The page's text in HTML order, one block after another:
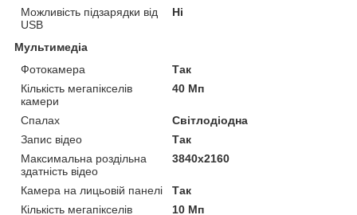
Можливість підзарядки від
USB
Ні
Мультимедіа
Фотокамера
Так
Кількість мегапікселів
камери
40 Мп
Спалах
Світлодіодна
Запис відео
Так
Максимальна роздільна
здатність відео
3840x2160
Камера на лицьовій панелі
Так
Кількість мегапікселів
10 Мп